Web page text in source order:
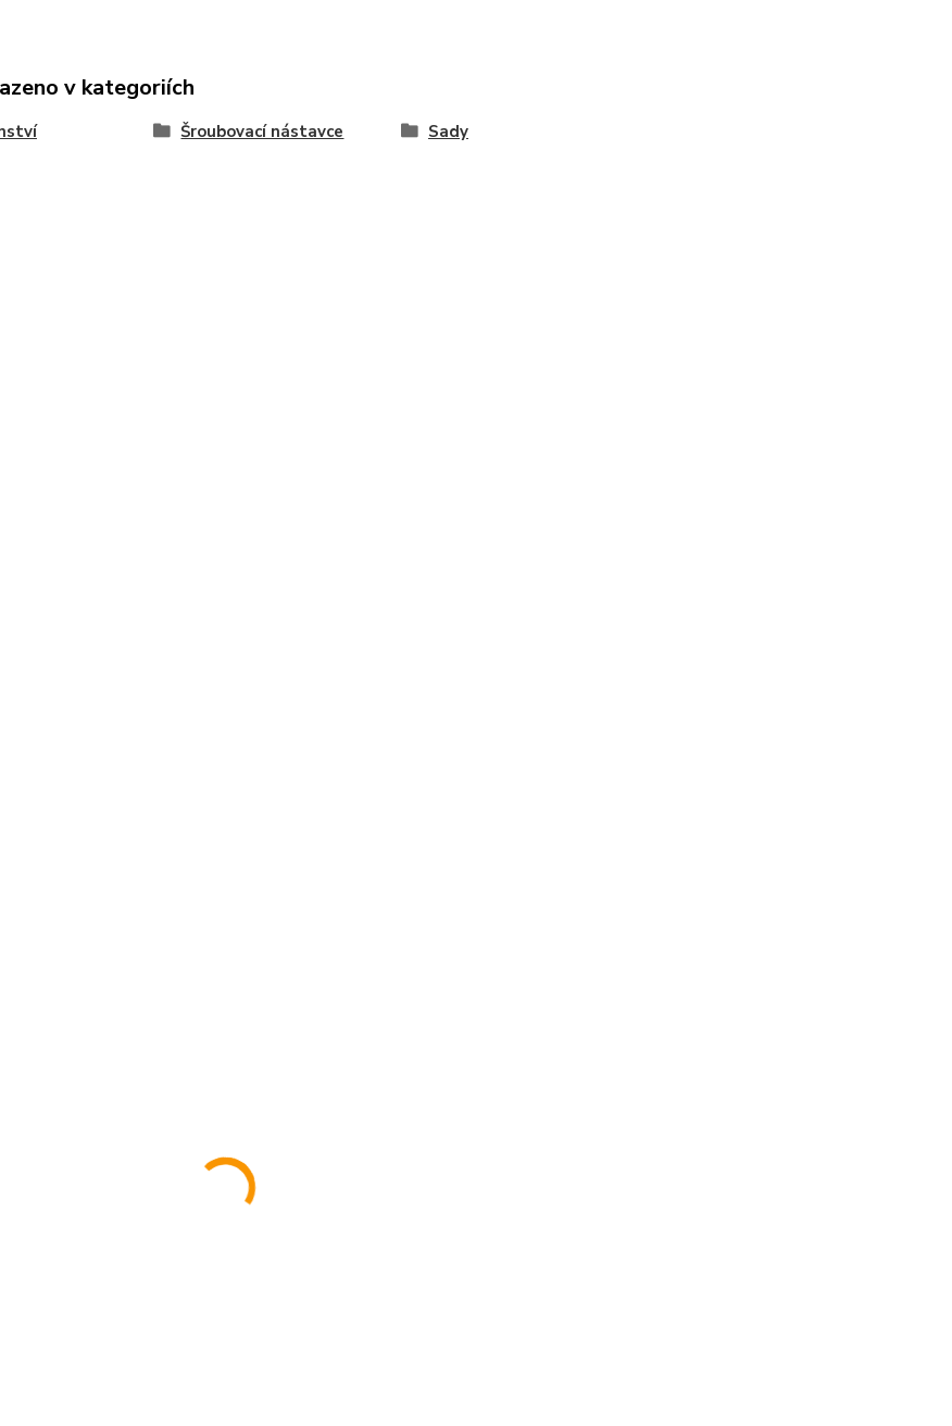
v kategoriích
Šroubovací nástavce Sady